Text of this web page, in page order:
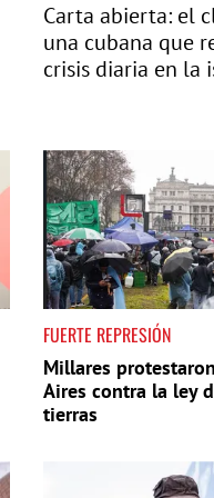
Carta abierta: el
una cubana que
crisis diaria en la
FUERTE REPRESIÓN
Millares
Aires contra la ley
tierras